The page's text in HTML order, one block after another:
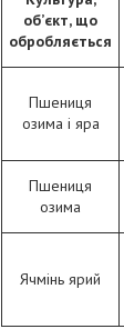
об’єкт, що
обробляється
Пшениця
озима і яра
Пшениця
озима
Ячмінь ярий